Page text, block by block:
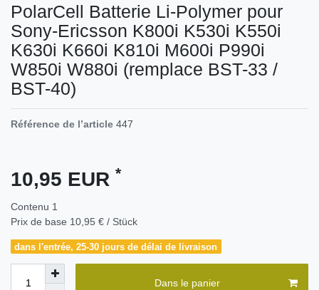
PolarCell Batterie Li-Polymer pour
Sony-Ericsson K800i K530i K550i
K630i K660i K810i M600i P990i
W850i W880i (remplace BST-33 /
BST-40)
Référence de l’article 447
10,95 EUR *
Contenu 1
Prix de base 10,95 € / Stück
dans l'entrée, 25-30 jours de délai de livraison
Dans le panier